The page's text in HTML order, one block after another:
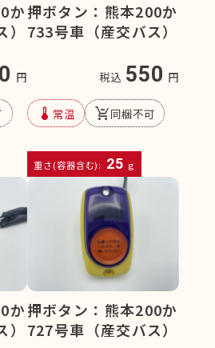
か
円
押ボタン：熊本200か
733号車（産交バス）
税込 550 円
device_thermostat 常温 remove_shopping_cart同梱不可
重さ(容器含む): 25 g
か押ボタン：熊本200か
727号車（産交バス）